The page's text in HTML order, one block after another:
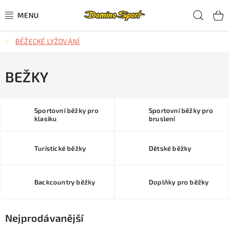
na
CYKLISTIKA
SJEZDOVÉ LYŽOVÁNÍ
BĚŽECKÉ LYŽOVÁNÍ
OBLEČENÍ A OBUV
BĚŽECKÉ LYŽOVÁNÍ
BEŽKY
Sportovní běžky pro
klasiku
Sportovní běžky pro
bruslení
Turistické běžky Dětské běžky
Backcountry běžky Doplňky pro běžky
Nejprodávanější